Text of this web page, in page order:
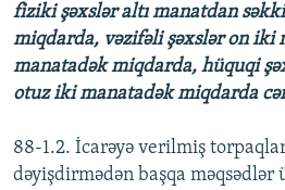
fiziki şəxslər altı manatdan
miqdarda, vəzifəli şəxslər on iki
manatadək miqdarda, hüquqi
otuz iki manatadək miqdarda
88-1.2. İcarəyə verilmiş
dəyişdirmədən başqa